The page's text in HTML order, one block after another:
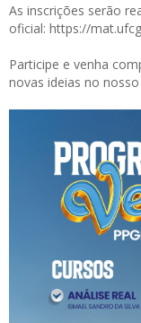
As inscrições serão
oficial: https://
Participe e venha
novas ideias no